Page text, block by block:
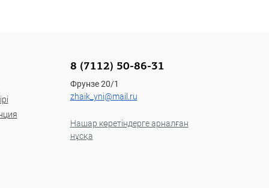
8 (7112) 50-86-31
Фрунзе 20/1
zhaik_yni@mail.ru
Нашар көретіндерге арналған
нұсқа